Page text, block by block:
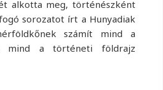
alkotta meg, történészként
sorozatot írt a Hunyadiak
számít mind a
mind a történeti földrajz